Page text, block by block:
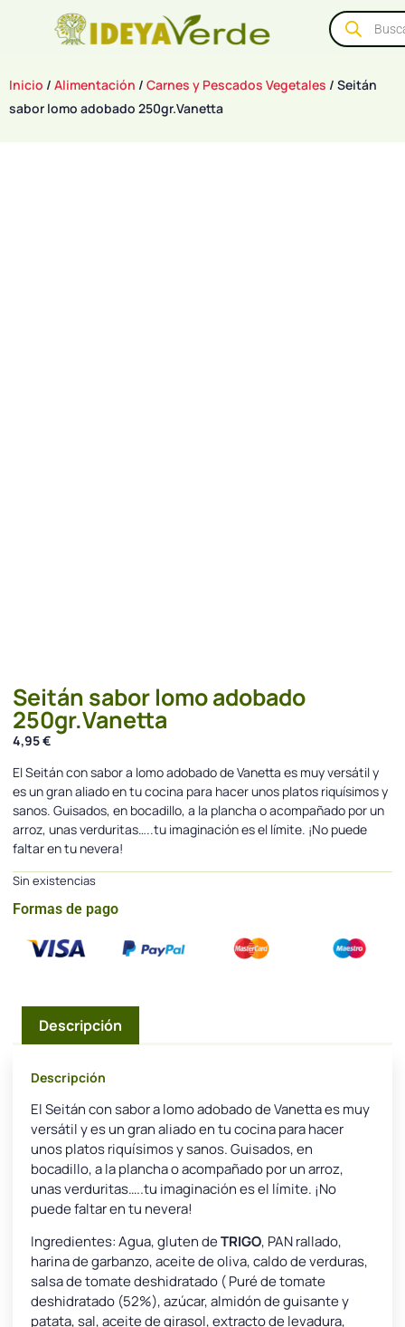
Inicio / Alimentación / Carnes y Pescados Vegetales / Seitán
sabor lomo adobado 250gr.Vanetta
Seitán sabor lomo adobado
250gr.Vanetta
4,95€
El Seitán con sabor a lomo adobado de Vanetta es muy versátil y
es un gran aliado en tu cocina para hacer unos platos riquísimos y
sanos. Guisados, en bocadillo, a la plancha o acompañado por un
arroz, unas verduritas…..tu imaginación es el límite. ¡No puede
faltar en tu nevera!
Sin existencias
Formas de pago
Descripción
Descripción
El Seitán con sabor a lomo adobado de Vanetta es muy
versátil y es un gran aliado en tu cocina para hacer
unos platos riquísimos y sanos. Guisados, en
bocadillo, a la plancha o acompañado por un arroz,
unas verduritas…..tu imaginación es el límite. ¡No
puede faltar en tu nevera!
Ingredientes: Agua, gluten deTRIGO, PAN rallado,
harina de garbanzo, aceite de oliva, caldo de verduras,
salsa de tomate deshidratado ( Puré de tomate
deshidratado (52%), azúcar, almidón de guisante y
patata, sal, aceite de girasol, extracto de levadura,